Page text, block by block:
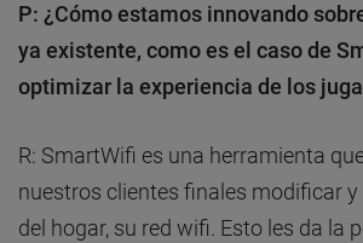
P: ¿Cómo estamos innovando
ya existente, como es el caso de
optimizar la experiencia de los
R: SmartWifi es una herramienta
nuestros clientes finales modificar y
del hogar, su red wifi. Esto les da la